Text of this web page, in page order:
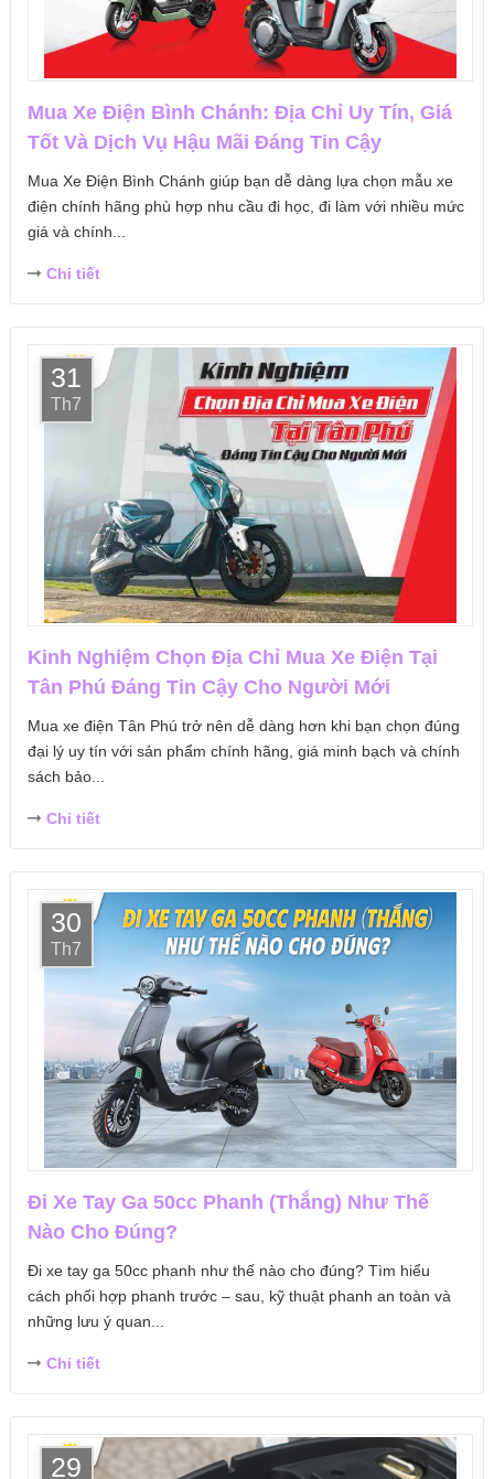
Mua Xe Điện Bình Chánh: Địa Chỉ Uy Tín, Giá
Tốt Và Dịch Vụ Hậu Mãi Đáng Tin Cậy
Mua Xe Điện Bình Chánh giúp bạn dễ dàng lựa chọn mẫu xe
điện chính hãng phù hợp nhu cầu đi học, đi làm với nhiều mức
giá và chính...
Chi tiết
31
Th7
Kinh Nghiệm Chọn Địa Chỉ Mua Xe Điện Tại
Tân Phú Đáng Tin Cậy Cho Người Mới
Mua xe điện Tân Phú trở nên dễ dàng hơn khi bạn chọn đúng
đại lý uy tín với sản phẩm chính hãng, giá minh bạch và chính
sách bảo...
Chi tiết
30
Th7
Đi Xe Tay Ga 50cc Phanh (Thắng) Như Thế
Nào Cho Đúng?
Đi xe tay ga 50cc phanh như thế nào cho đúng? Tìm hiểu
cách phối hợp phanh trước – sau, kỹ thuật phanh an toàn và
những lưu ý quan...
Chi tiết
29